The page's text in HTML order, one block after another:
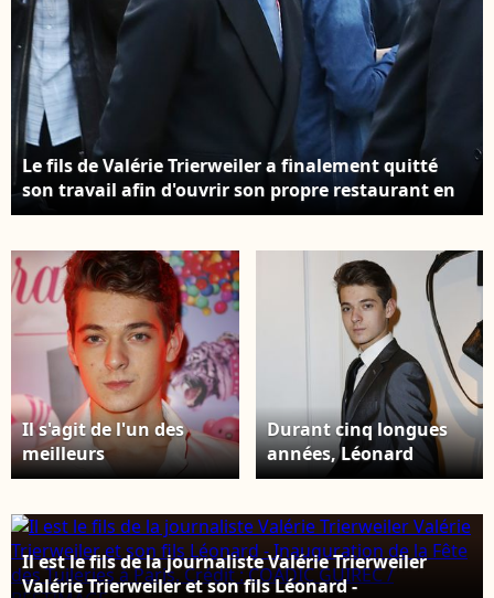
Paris Yacht Marina à
Paris, France, le 28 juin
2018. © Philippe
Baldini/Bestimage
Le fils de Valérie Trierweiler a finalement quitté
son travail afin d'ouvrir son propre restaurant en
France Exclusif- Valerie Trierweiler se promene
Studio Gabriel a Paris le 23 octobre 2013. Crédit :
Agence / Bestimage
Il s'agit de l'un des
meilleurs
établissements
Léonard Trierweiler -
Soirée des 15 ans du
célèbre club parisien
Durant cinq longues
années, Léonard
Trierweiler a travaillé
restaurant baptisé "Le
Bernardin" à New York
Exclusif - Léonard
Il est le fils de la journaliste Valérie Trierweiler
Valérie Trierweiler et son fils Léonard -